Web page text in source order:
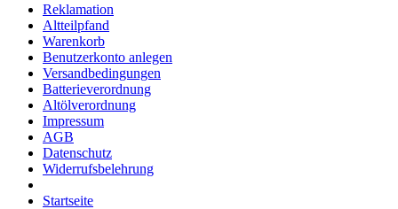
Reklamation
Altteilpfand
Warenkorb
Benutzerkonto anlegen
Versandbedingungen
Batterieverordnung
Altölverordnung
Impressum
AGB
Datenschutz
Widerrufsbelehrung
Startseite